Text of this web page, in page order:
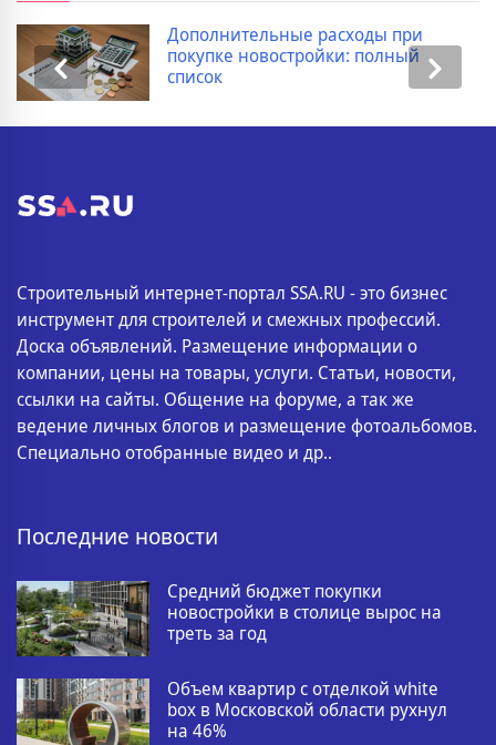
Дополнительные расходы при
покупке новостройки: полный
список
Строительный интернет-портал SSA.RU - это бизнес
инструмент для строителей и смежных профессий.
Доска объявлений. Размещение информации о
компании, цены на товары, услуги. Статьи, новости,
ссылки на сайты. Общение на форуме, а так же
ведение личных блогов и размещение фотоальбомов.
Специально отобранные видео и др..
Последние новости
Средний бюджет покупки
новостройки в столице вырос на
треть за год
Объем квартир с отделкой white
box в Московской области рухнул
на 46%